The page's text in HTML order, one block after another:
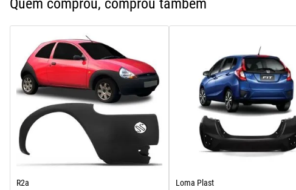
Quem comprou, comprou também
R2a Loma Plast